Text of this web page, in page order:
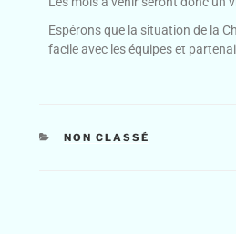
Espérons que la situation de la
facile avec les équipes et
NON CLASSÉ